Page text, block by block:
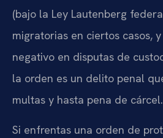
(bajo la Ley Lautenberg
migratorias en ciertos casos,
negativo en disputas de
la orden es un delito penal
multas y hasta pena de cárcel.
Si enfrentas una orden de